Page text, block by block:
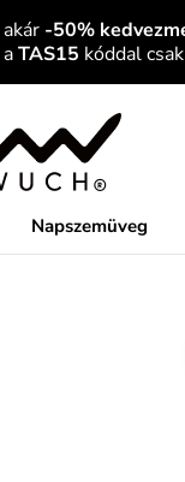
akár -50%
aTAS15 kóddal csak
Napszemüveg